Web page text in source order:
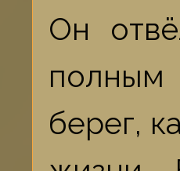
Он
полным
берег,